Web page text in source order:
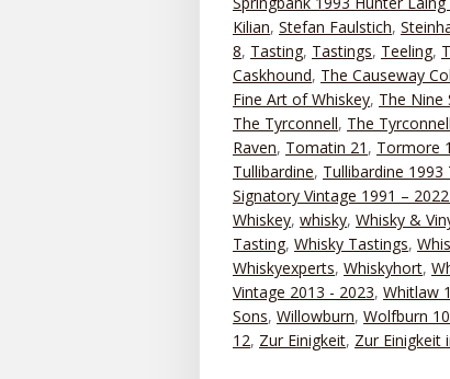
Kilian, Stefan Faulstich,
8, Tasting, Tastings, Teeling,
Caskhound, The Causeway
Fine Art of Whiskey, The Nine
The Tyrconnell, The
Raven, Tomatin 21 , Tormore
Tullibardine, Tullibardine 1993
Signatory Vintage 1991 –
Whiskey, whisky, Whisky &
Tasting, Whisky Tastings,
Whiskyexperts, Whiskyhort,
Vintage 2013 - 2023, Whitlaw
Sons, Willowburn, Wolfburn 10
12, Zur Einigkeit, Zur Einigkeit